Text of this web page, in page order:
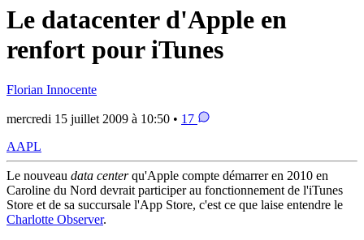
Le datacenter d'Apple en
renfort pour iTunes
Florian Innocente
mercredi 15 juillet 2009 à 10:50 • 17
AAPL
Le nouveau data centerqu'Apple compte démarrer en 2010 en
Caroline du Nord devrait participer au fonctionnement de l'iTunes
Store et de sa succursale l'App Store, c'est ce que laise entendre le
Charlotte Observer.